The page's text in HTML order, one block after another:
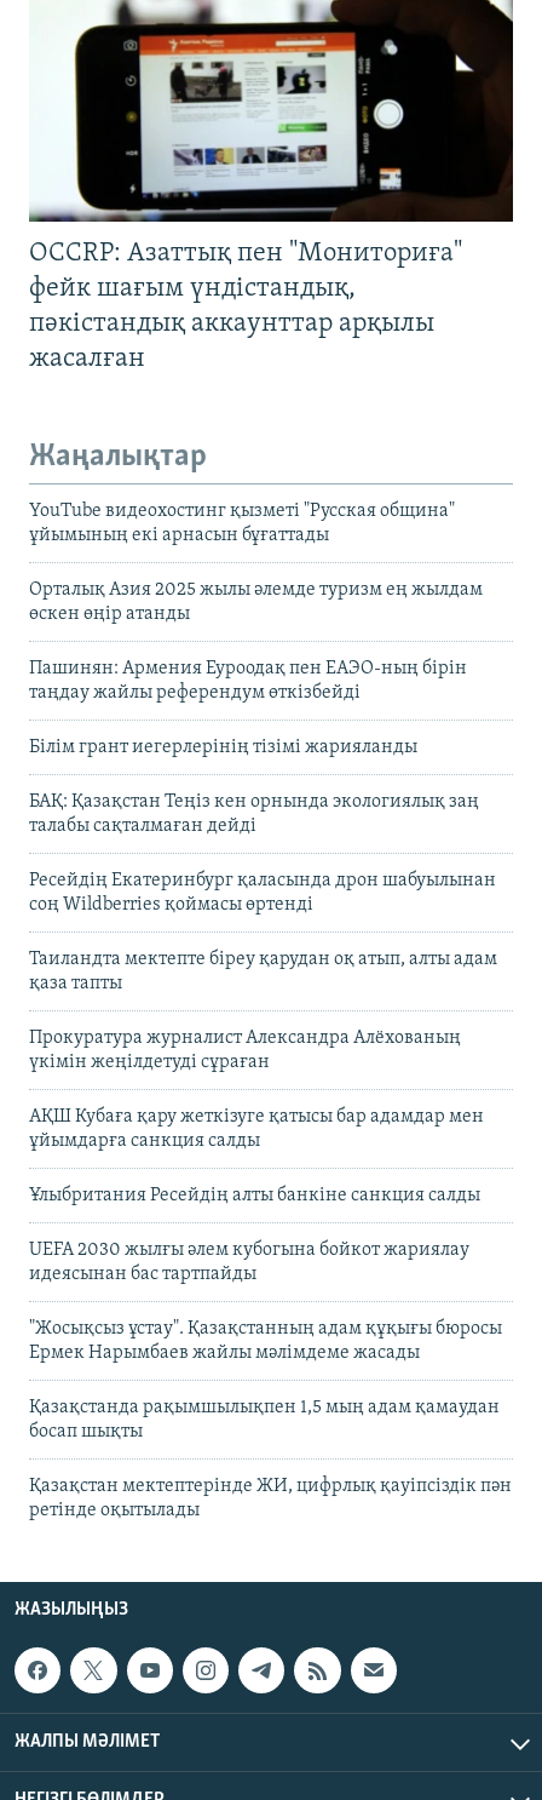
OCCRP: Азаттық пен "Мониториға"
фейк шағым үндістандық,
пәкістандық аккаунттар арқылы
жасалған
Жаңалықтар
YouTube видеохостинг қызметі "Русская община"
ұйымының екі арнасын бұғаттады
Орталық Азия 2025 жылы әлемде туризм ең жылдам
өскен өңір атанды
Пашинян: Армения Еуроодақ пен ЕАЭО-ның бірін
таңдау жайлы референдум өткізбейді
Білім грант иегерлерінің тізімі жарияланды
БАҚ: Қазақстан Теңіз кен орнында экологиялық заң
талабы сақталмаған дейді
Ресейдің Екатеринбург қаласында дрон шабуылынан
соң Wildberries қоймасы өртенді
Таиландта мектепте біреу қарудан оқ атып, алты адам
қаза тапты
Прокуратура журналист Александра Алёхованың
үкімін жеңілдетуді сұраған
АҚШ Кубаға қару жеткізуге қатысы бар адамдар мен
ұйымдарға санкция салды
Ұлыбритания Ресейдің алты банкіне санкция салды
UEFA 2030 жылғы әлем кубогына бойкот жариялау
идеясынан бас тартпайды
"Жосықсыз ұстау". Қазақстанның адам құқығы бюросы
Ермек Нарымбаев жайлы мәлімдеме жасады
Қазақстанда рақымшылықпен 1,5 мың адам қамаудан
босап шықты
Қазақстан мектептерінде ЖИ, цифрлық қауіпсіздік пән
ретінде оқытылады
ЖАЗЫЛЫҢЫЗ
ЖАЛПЫ МӘЛІМЕТ